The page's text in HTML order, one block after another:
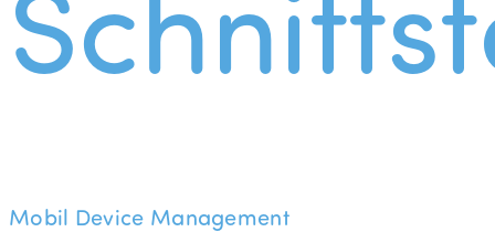
Mobil Device Management